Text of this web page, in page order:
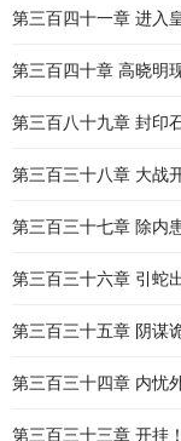
第三百四十一章 进入
第三百四十章 高晓明
第三百八十九章 封印
第三百三十八章 大战
第三百三十七章 除内
第三百三十六章 引蛇
第三百三十五章 阴谋
第三百三十四章 内忧
第三百三十三章 开挂